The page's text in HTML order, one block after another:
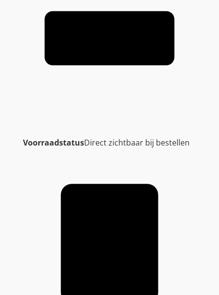
VoorraadstatusDirect zichtbaar bij bestellen